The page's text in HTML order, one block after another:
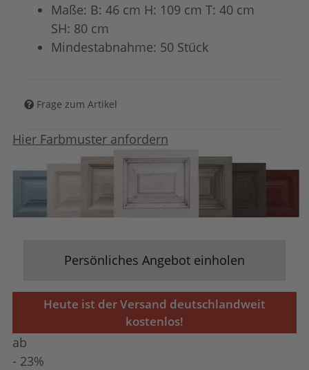
Maße: B: 46 cm H: 109 cm T: 40 cm
SH: 80 cm
Mindestabnahme: 50 Stück
Frage zum Artikel
Hier Farbmuster anfordern
Persönliches Angebot einholen
Heute ist der Versand deutschlandweit
kostenlos!
ab
- 23%